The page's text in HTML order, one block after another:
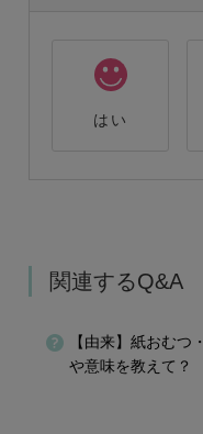
はい
関連するQ&A
【由来】紙おむ
や意味を教えて？